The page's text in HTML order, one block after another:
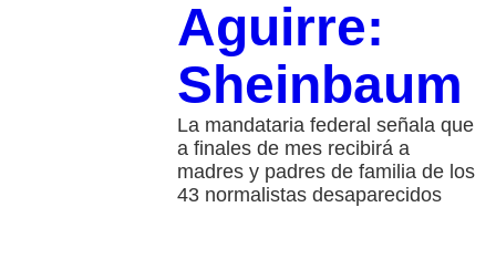
Aguirre:
Sheinbaum
La mandataria federal señala que
a finales de mes recibirá a
madres y padres de familia de los
43 normalistas desaparecidos